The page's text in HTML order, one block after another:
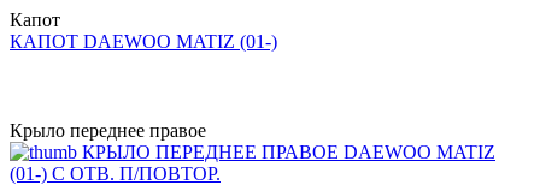
Капот
КАПОТ DAEWOO MATIZ (01-)
Крыло переднее правое
КРЫЛО ПЕРЕДНЕЕ ПРАВОЕ DAEWOO MATIZ
(01-) С ОТВ. П/ПОВТОР.